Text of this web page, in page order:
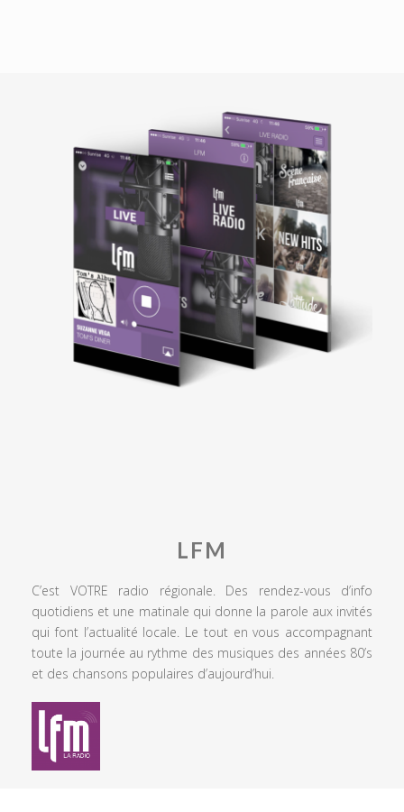
LFM
C’est VOTRE radio régionale. Des rendez-vous d’info
quotidiens et une matinale qui donne la parole aux invités
qui font l’actualité locale. Le tout en vous accompagnant
toute la journée au rythme des musiques des années 80’s
et des chansons populaires d’aujourd’hui.